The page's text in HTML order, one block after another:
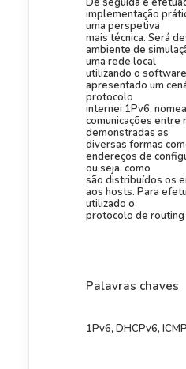
implementação
uma perspetiva
mais técnica. Será
ambiente de
uma rede local
utilizando o
apresentado um
protocolo
internei 1Pv6,
comunicações entre
demonstradas as
diversas formas
endereços de
ou seja, como
são distribuídos os
aos hosts. Para
utilizado o
protocolo de routing
Palavras chaves
1Pv6, DHCPv6,